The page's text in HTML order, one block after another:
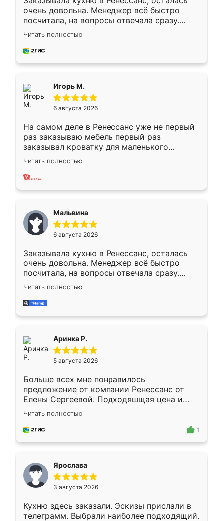
очень довольна. Менеджер всё быстро
посчитала, на вопросы отвечала сразу.
Замерщик приехал в субботу, подошёл к
делу со всей ответственностью. Собрали
за день, ребята работали аккуратно, даже
Читать полностью
Игорь М.
6 августа 2026
На самом деле в Ренессанс уже не первый
раз заказываю мебель первый раз
заказывал кроватку для маленького
ребёнка при его рождении ,во второй раз
заказал шкаф-купе. По качеству очень
хорошее сборка достаточно быстрая,
меньше, здесь же он более разнообразный.
Мне нравится ,если что-то потребуется из
мебели буду заказывать только здесь.
Читать полностью
Мальвина
6 августа 2026
Заказывала кухню в Ренессанс, осталась
очень довольна. Менеджер всё быстро
посчитала, на вопросы отвечала сразу.
Замерщик приехал в субботу, подошёл к
делу со всей ответственностью. Собрали
за день, ребята работали аккуратно, даже
Читать полностью
Аринка Р.
5 августа 2026
Больше всех мне понравилось
предложение от компании Ренессанс от
Елены Сергеевой. Подходяшщая цена и
короткие сроки изготовления. Приехавший
для замера сотрудник Владислав
предложил по моему эскизу самый
Читать полностью
1
Ярослава
3 августа 2026
Кухню здесь заказали. Эскизы прислали в
телеграмм. Выбрали наиболее подходящий.